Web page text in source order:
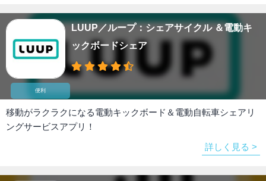
LUUP／ループ：シェアサイクル ＆電動キ
ックボードシェア
便利
移動がラクラクになる電動キックボード＆電動自転車シェアリ
ングサービスアプリ！
詳しく見る >